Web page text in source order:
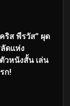
ริส พีรวัส” ผุด
ลัดแห่ง
วหนังสั้น เล่น
ก!